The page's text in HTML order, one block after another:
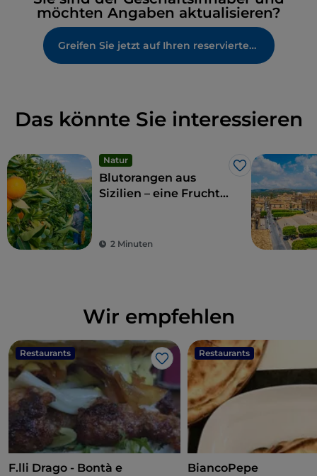
möchten Angaben aktualisieren?
Greifen Sie jetzt auf Ihren reservierten Bereich zu
Das könnte Sie interessieren
Natur
Like
Blutorangen aus
Sizilien – eine Frucht
2 Minuten
Wir empfehlen
Restaurants
Like
F.lli Drago - Bontà e
Restaurants
BiancoPepe